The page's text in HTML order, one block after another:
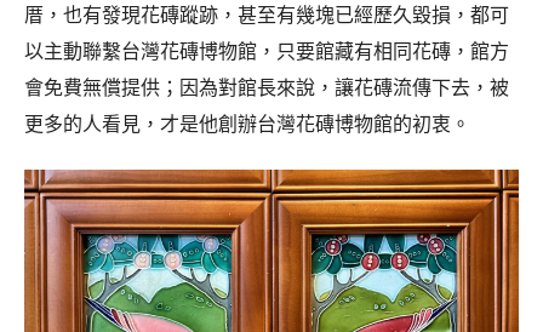
厝，也有發現花磚蹤跡，甚至有幾塊已經歷久毀損，都可
以主動聯繫台灣花磚博物館，只要館藏有相同花磚，館方
會免費無償提供；因為對館長來說，讓花磚流傳下去，被
更多的人看見，才是他創辦台灣花磚博物館的初衷。